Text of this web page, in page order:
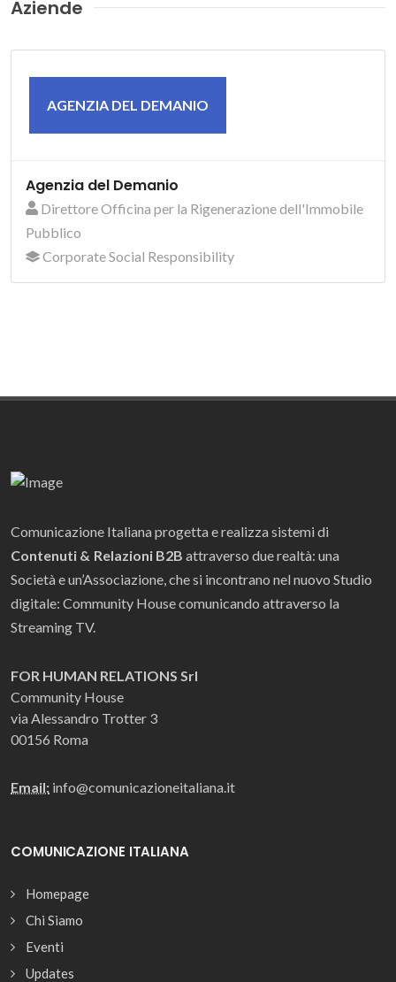
Aziende
AGENZIA DEL DEMANIO
Agenzia del Demanio
Direttore Officina per la Rigenerazione dell'Immobile
Pubblico
Corporate Social Responsibility
Comunicazione Italiana progetta e realizza sistemi di
Contenuti & Relazioni B2B attraverso due realtà: una
Società e un’Associazione, che si incontrano nel nuovo Studio
digitale: Community House comunicando attraverso la
Streaming TV.
FOR HUMAN RELATIONS Srl
Community House
via Alessandro Trotter 3
00156 Roma
Email: info@comunicazioneitaliana.it
COMUNICAZIONE ITALIANA
Homepage
Chi Siamo
Eventi
Updates